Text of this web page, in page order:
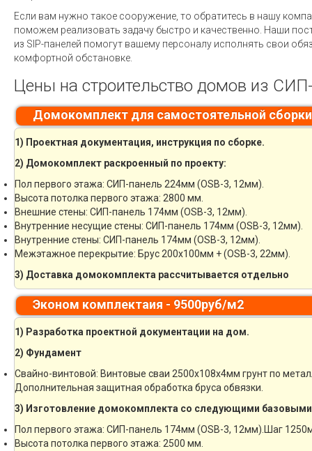
Если вам нужно такое сооружение, то обратитесь в нашу
поможем реализовать задачу быстро и качественно. Наши
из SIP-панелей помогут вашему персоналу исполнять свои
комфортной обстановке.
Цены на строительство домов из
Домокомплект для самостоятельной
1) Проектная документация, инструкция по сборке.
2) Домокомплект раскроенный по проекту:
Пол первого этажа: СИП-панель 224мм (OSB-3, 12мм).
Высота потолка первого этажа: 2800 мм.
Внешние стены: СИП-панель 174мм (OSB-3, 12мм).
Внутренние несущие стены: СИП-панель 174мм (OSB-3, 12мм).
Внутренние стены: СИП-панель 174мм (OSB-3, 12мм).
Межэтажное перекрытие: Брус 200х100мм + (OSB-3, 22мм).
3) Доставка домокомплекта рассчитывается отдельно
Эконом комплектаия - 9500руб/м2
1) Разработка проектной документации на дом.
2) Фундамент
Свайно-винтовой: Винтовые сваи 2500х108х4мм грунт по
Дополнительная защитная обработка бруса обвязки.
3) Изготовление домокомплекта со следующими базовыми
Пол первого этажа: СИП-панель 174мм (OSB-3, 12мм).Шаг
Высота потолка первого этажа: 2500 мм.